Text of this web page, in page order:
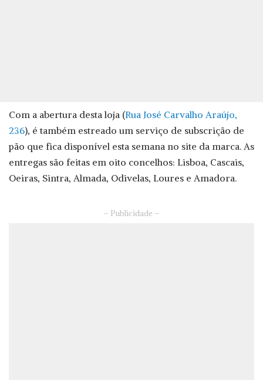
Com a abertura desta loja (Rua José Carvalho Araújo,
236), é também estreado um serviço de subscrição de
pão que fica disponível esta semana no site da marca. As
entregas são feitas em oito concelhos: Lisboa, Cascais,
Oeiras, Sintra, Almada, Odivelas, Loures e Amadora.
– Publicidade –